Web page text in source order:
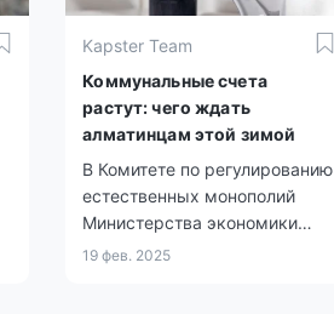
Kapster Team
Коммунальные счета
растут: чего ждать
алматинцам этой зимой
В Комитете по регулированию
естественных монополий
Министерства экономики
объяснили причины
19 фев. 2025